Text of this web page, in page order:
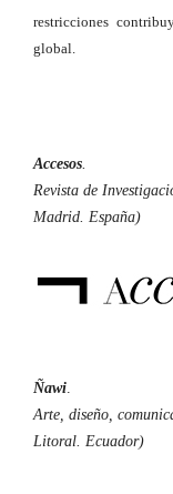
restricciones
global.
Accesos
Revista de
Madrid. España)
Ñawi
Arte, diseño,
Litoral. Ecuador)